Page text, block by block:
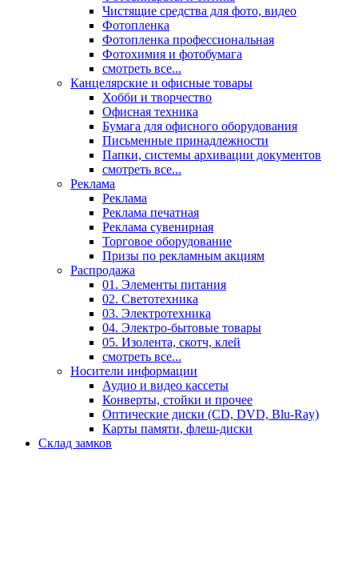
Чистящие средства для фото, видео
Фотопленка
Фотопленка профессиональная
Фотохимия и фотобумага
смотреть все...
Канцелярские и офисные товары
Хобби и творчество
Офисная техника
Бумага для офисного оборудования
Письменные принадлежности
Папки, системы архивации документов
смотреть все...
Реклама
Реклама
Реклама печатная
Реклама сувенирная
Торговое оборудование
Призы по рекламным акциям
Распродажа
01. Элементы питания
02. Светотехника
03. Электротехника
04. Электро-бытовые товары
05. Изолента, скотч, клей
смотреть все...
Носители информации
Аудио и видео кассеты
Конверты, стойки и прочее
Оптические диски (CD, DVD, Blu-Ray)
Карты памяти, флеш-диски
Склад замков